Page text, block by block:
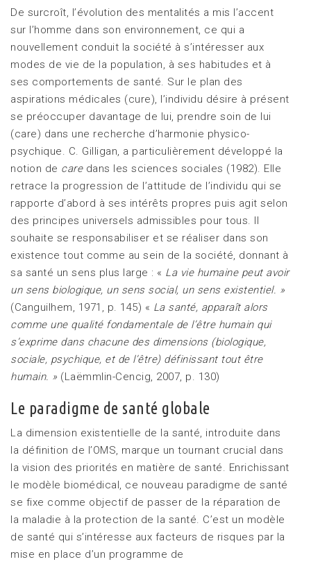
De surcroît, l’évolution des mentalités a mis l’accent
sur l’homme dans son environnement, ce qui a
nouvellement conduit la société à s’intéresser aux
modes de vie de la population, à ses habitudes et à
ses comportements de santé. Sur le plan des
aspirations médicales (cure), l’individu désire à présent
se préoccuper davantage de lui, prendre soin de lui
(care) dans une recherche d’harmonie physico-
psychique. C. Gilligan, a particulièrement développé la
notion de caredans les sciences sociales (1982). Elle
retrace la progression de l’attitude de l’individu qui se
rapporte d’abord à ses intérêts propres puis agit selon
des principes universels admissibles pour tous. Il
souhaite se responsabiliser et se réaliser dans son
existence tout comme au sein de la société, donnant à
sa santé un sens plus large : « La vie humaine peut avoir
un sens biologique, un sens social, un sens existentiel. »
(Canguilhem, 1971, p. 145) « La santé, apparaît alors
comme une qualité fondamentale de l’être humain qui
s’exprime dans chacune des dimensions (biologique,
sociale, psychique, et de l’être) définissant tout être
humain. » (Laëmmlin-Cencig, 2007, p. 130)
Le paradigme de santé globale
La dimension existentielle de la santé, introduite dans
la définition de l’OMS, marque un tournant crucial dans
la vision des priorités en matière de santé. Enrichissant
le modèle biomédical, ce nouveau paradigme de santé
se fixe comme objectif de passer de la réparation de
la maladie à la protection de la santé. C’est un modèle
de santé qui s’intéresse aux facteurs de risques par la
mise en place d’un programme de